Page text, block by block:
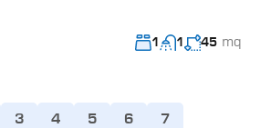
1 1 45 mq
3 4 5 6 7